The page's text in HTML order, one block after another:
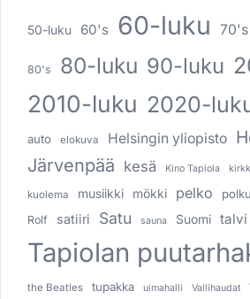
50-luku 60's 60-luku 70's
80's 80-luku 90-luku
2010-luku 2020-
auto elokuva Helsingin yliopisto
Järvenpää kesä Kino Tapiola
kuolema musiikki mökki pelko
Rolf satiiri Satu sauna Suomi talvi
Tapiolan
the Beatles tupakka uimahalli Vallihaudat